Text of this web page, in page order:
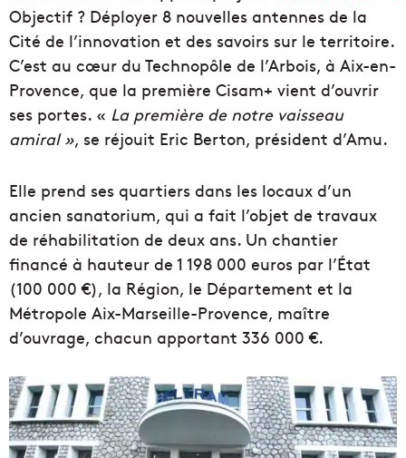
Objectif ? Déployer 8 nouvelles antennes de la
Cité de l’innovation et des savoirs sur le territoire.
C’est au cœur du Technopôle de l’Arbois, à Aix-en-
Provence, que la première Cisam+ vient d’ouvrir
ses portes. « La première de notre vaisseau
amiral », se réjouit Eric Berton, président d’Amu.
Elle prend ses quartiers dans les locaux d’un
ancien sanatorium, qui a fait l’objet de travaux
de réhabilitation de deux ans. Un chantier
financé à hauteur de 1 198 000 euros par l’État
(100 000 €), la Région, le Département et la
Métropole Aix-Marseille-Provence, maître
d’ouvrage, chacun apportant 336 000 €.